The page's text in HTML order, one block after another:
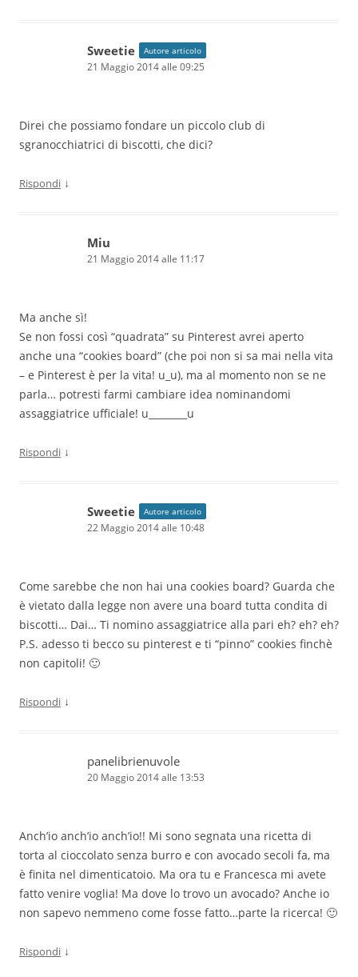
Sweetie Autore articolo
21 Maggio 2014 alle 09:25
Direi che possiamo fondare un piccolo club di
sgranocchiatrici di biscotti, che dici?
Rispondi ↓
Miu
21 Maggio 2014 alle 11:17
Ma anche sì!
Se non fossi così “quadrata” su Pinterest avrei aperto
anche una “cookies board” (che poi non si sa mai nella vita
– e Pinterest è per la vita! u_u), ma al momento non se ne
parla… potresti farmi cambiare idea nominandomi
assaggiatrice ufficiale! u________u
Rispondi ↓
Sweetie Autore articolo
22 Maggio 2014 alle 10:48
Come sarebbe che non hai una cookies board? Guarda che
è vietato dalla legge non avere una board tutta condita di
biscotti… Dai… Ti nomino assaggiatrice alla pari eh? eh? eh?
P.S. adesso ti becco su pinterest e ti “pinno” cookies finchè
non capitoli! 🙂
Rispondi ↓
panelibrienuvole
20 Maggio 2014 alle 13:53
Anch’io anch’io anch’io!! Mi sono segnata una ricetta di
torta al cioccolato senza burro e con avocado secoli fa, ma
è finita nel dimenticatoio. Ma ora tu e Francesca mi avete
fatto venire voglia! Ma dove lo trovo un avocado? Anche io
non sapevo nemmeno come fosse fatto…parte la ricerca! 🙂
Rispondi ↓